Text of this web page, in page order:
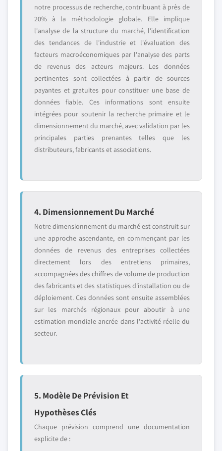
notre processus de recherche, contribuant à près de
20% à la méthodologie globale. Elle implique
l'analyse de la structure du marché, l'identification
des tendances de l'industrie et l'évaluation des
facteurs macroéconomiques par l'analyse des parts
de revenus des acteurs majeurs. Les données
pertinentes sont collectées à partir de sources
payantes et gratuites pour constituer une base de
données fiable. Ces informations sont ensuite
intégrées pour soutenir la recherche primaire et le
dimensionnement du marché, avec validation par les
principales parties prenantes telles que les
distributeurs, fabricants et associations.
4. Dimensionnement Du Marché
Notre dimensionnement du marché est construit sur
une approche ascendante, en commençant par les
données de revenus des entreprises collectées
directement lors des entretiens primaires,
accompagnées des chiffres de volume de production
des fabricants et des statistiques d'installation ou de
déploiement. Ces données sont ensuite assemblées
sur les marchés régionaux pour aboutir à une
estimation mondiale ancrée dans l'activité réelle du
secteur.
5. Modèle De Prévision Et
Hypothèses Clés
Chaque prévision comprend une documentation
explicite de :